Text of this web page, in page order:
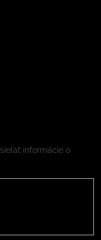
informácie o